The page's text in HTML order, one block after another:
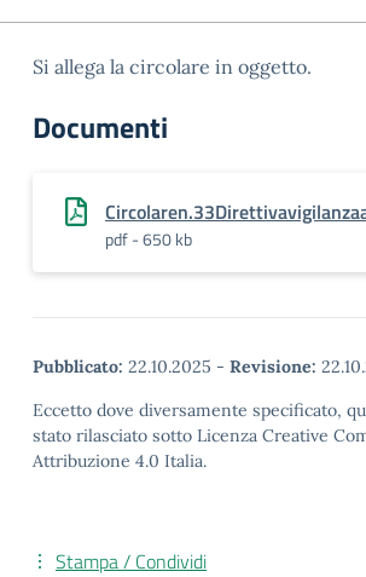
Si allega la circolare in oggetto.
Documenti
pdf - 650 kb
Pubblicato: 22.10.2025 - Revisione:
Eccetto dove diversamente specificato,
stato rilasciato sotto Licenza Creative
Attribuzione 4.0 Italia.
Stampa / Condividi